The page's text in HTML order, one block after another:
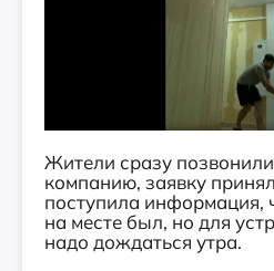
Жители сразу
компанию, заявку
поступила информация,
на месте был, но для
надо дождаться утра.